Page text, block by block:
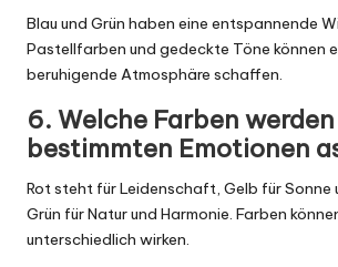
Blau und Grün haben eine entspannende
Pastellfarben und gedeckte Töne können
beruhigende Atmosphäre schaffen.
6. Welche Farben
bestimmten Emotionen
Rot steht für Leidenschaft, Gelb für Sonne
Grün für Natur und Harmonie. Farben
unterschiedlich wirken.